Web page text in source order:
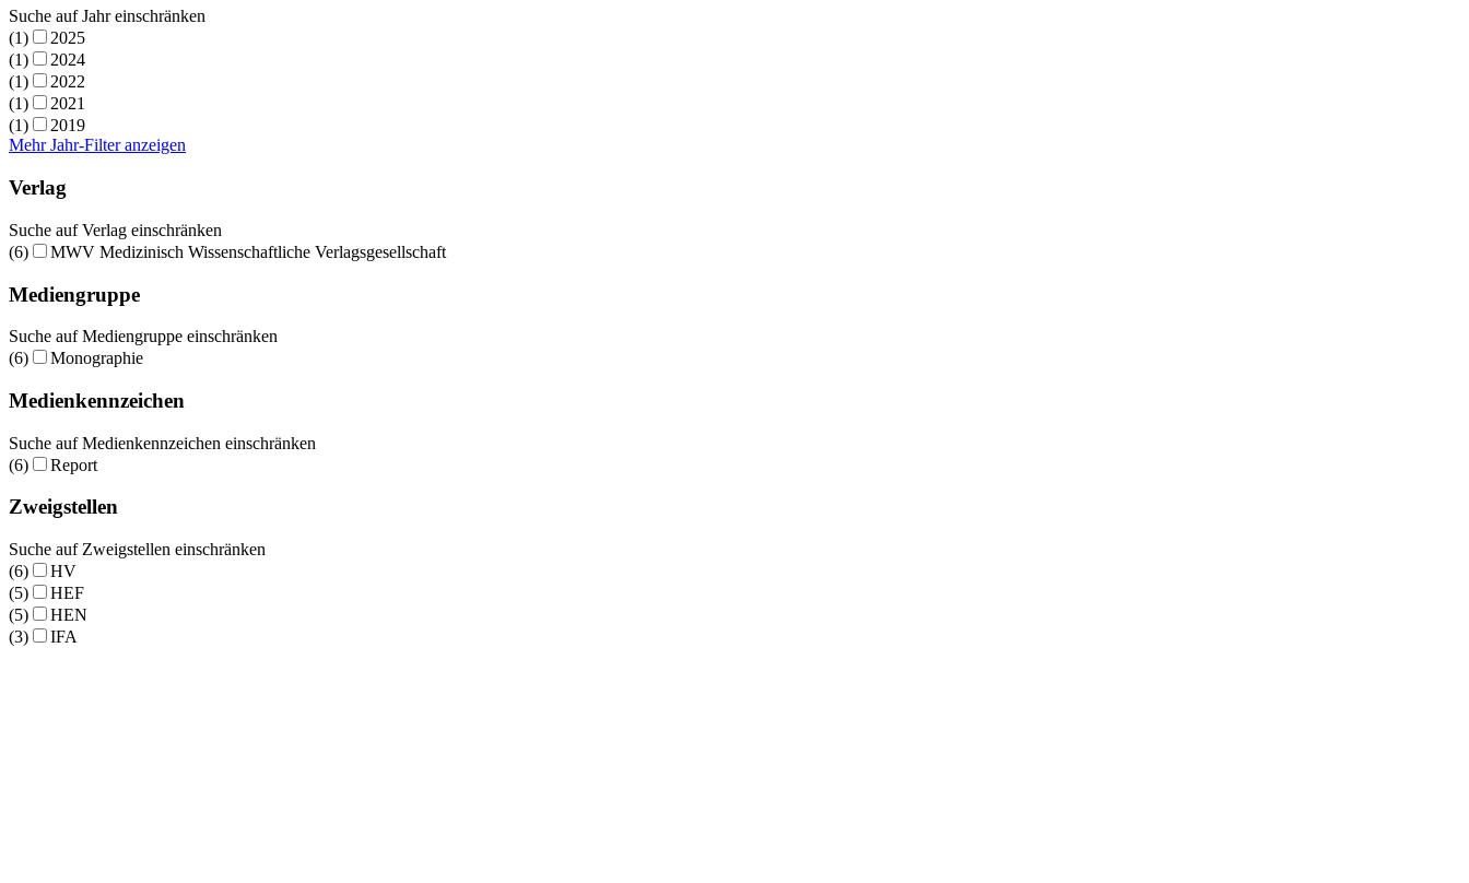
Suche auf Jahr einschränken
(1)
2025
(1)
2024
(1)
2022
(1)
2021
(1)
2019
Mehr Jahr-Filter anzeigen
Verlag
Suche auf Verlag einschränken
(6)
MWV Medizinisch Wissenschaftliche Verlagsgesellschaft
Mediengruppe
Suche auf Mediengruppe einschränken
(6)
Monographie
Medienkennzeichen
Suche auf Medienkennzeichen einschränken
(6)
Report
Zweigstellen
Suche auf Zweigstellen einschränken
(6)
HV
(5)
HEF
(5)
HEN
(3)
IFA